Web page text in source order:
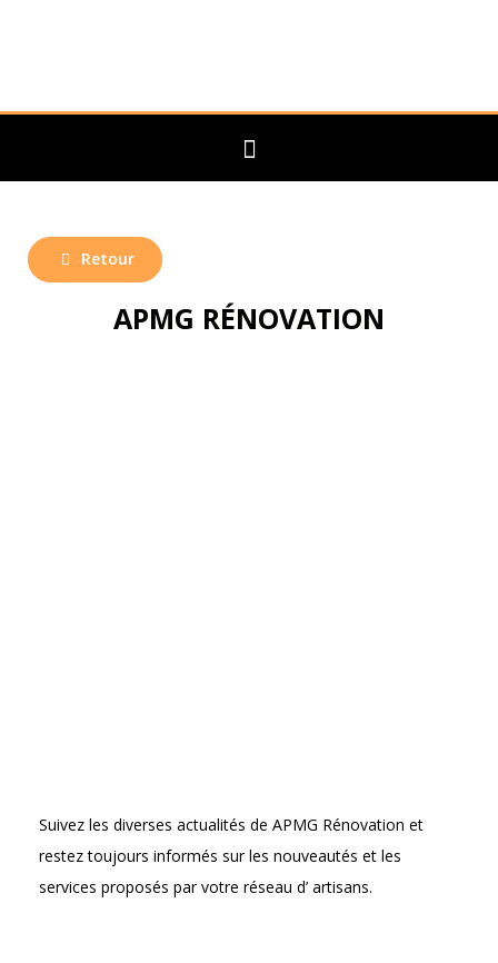
Retour
APMG RÉNOVATION
Suivez les diverses actualités de APMG Rénovation et
restez toujours informés sur les nouveautés et les
services proposés par votre réseau d’ artisans.